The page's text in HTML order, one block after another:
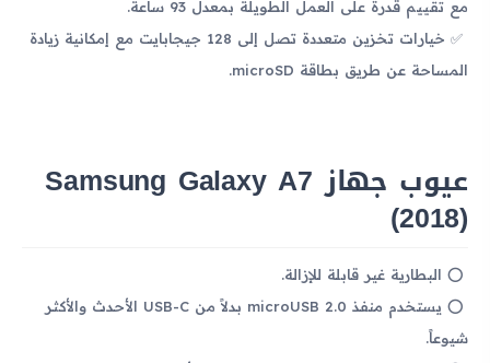
مع تقييم قدرة على العمل الطويلة بمعدل 93 ساعة.
خيارات تخزين متعددة تصل إلى 128 جيجابايت مع إمكانية زيادة
المساحة عن طريق بطاقة microSD.
عيوب جهاز Samsung Galaxy A7
(2018)
البطارية غير قابلة للإزالة.
يستخدم منفذ microUSB 2.0 بدلاً من USB-C الأحدث والأكثر
شيوعاً.